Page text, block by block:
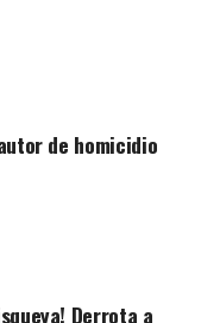
de homicidio
Derrota a